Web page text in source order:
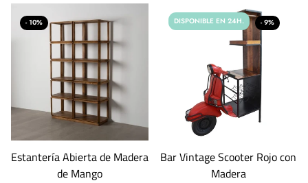
- 10%
Estantería Abierta de Madera
de Mango
DISPONIBLE EN 24H. - 9%
Bar Vintage Scooter Rojo con
Madera